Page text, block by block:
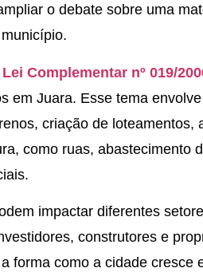
o debate sobre uma
Lei Complementar nº 019/
em Juara. Esse tema envolve
criação de loteamentos,
como ruas, abastecimento
impactar diferentes
construtores e
forma como a cidade cresce